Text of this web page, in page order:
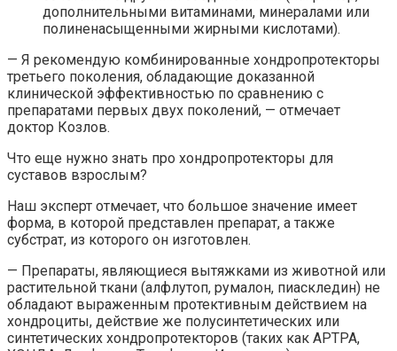
дополнительными витаминами, минералами или
полиненасыщенными жирными кислотами).
— Я рекомендую комбинированные хондропротекторы
третьего поколения, обладающие доказанной
клинической эффективностью по сравнению с
препаратами первых двух поколений, — отмечает
доктор Козлов.
Что еще нужно знать про хондропротекторы для
суставов взрослым?
Наш эксперт отмечает, что большое значение имеет
форма, в которой представлен препарат, а также
субстрат, из которого он изготовлен.
— Препараты, являющиеся вытяжками из животной или
растительной ткани (алфлутоп, румалон, пиаскледин) не
обладают выраженным протективным действием на
хондроциты, действие же полусинтетических или
синтетических хондропротекторов (таких как АРТРА,